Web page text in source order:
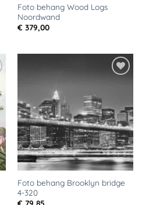
Foto behang Wood Logs
Noordwand
€ 379,00
verlanglijst
Foto behang Brooklyn bridge
4-320